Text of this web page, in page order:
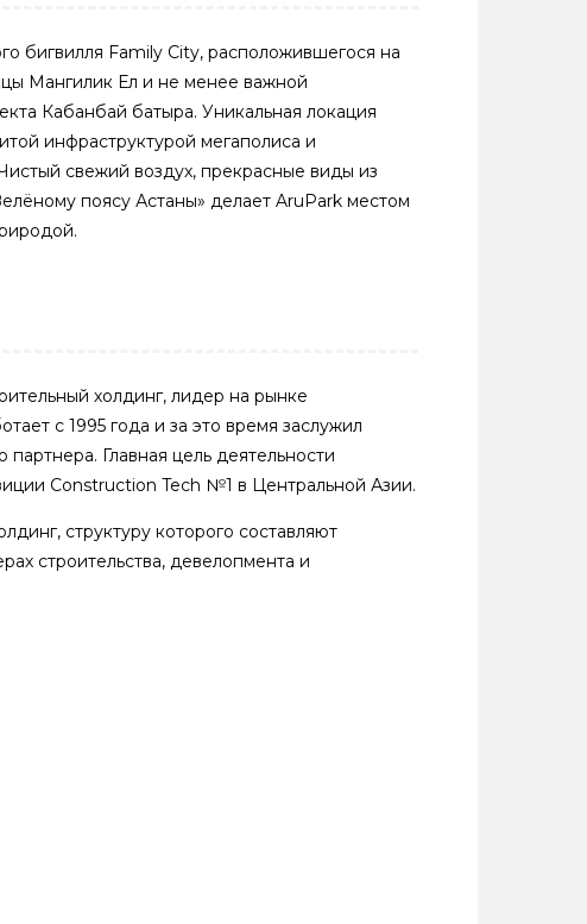
бигвилля Family City, расположившегося на
Мангилик Ел и не менее важной
Кабанбай батыра. Уникальная локация
инфраструктурой мегаполиса и
свежий воздух, прекрасные виды из
поясу Астаны» делает AruPark местом
холдинг, лидер на рынке
с 1995 года и за это время заслужил
Главная цель деятельности
Construction Tech №1 в Центральной Азии.
структуру которого составляют
строительства, девелопмента и